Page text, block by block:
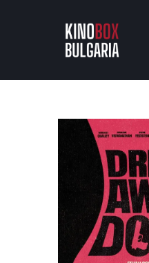
KINOBOX
АНАЛИЗИ
БАХТИ
ИНТЕРВЮТА
ЗА НАС